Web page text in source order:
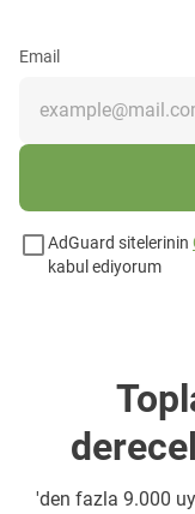
Email
AdGuard sitelerinin
kabul ediyorum
'den fazla 9.000